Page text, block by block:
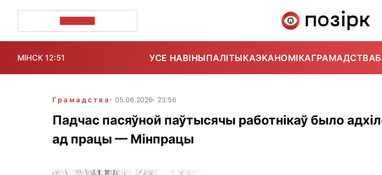
МІНСК 12:51 УСЕ НАВІНЫПАЛІТЫКАЭКАНОМІКАГРАМАДСТВА
Грамадства 05.06.2026 23:56
Падчас пасяўной паўтысячы работнікаў было
ад працы — Мінпрацы